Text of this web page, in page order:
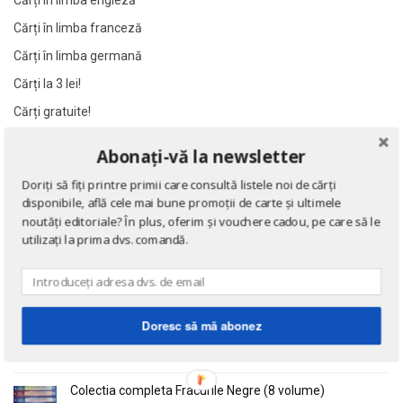
Al. Caprariu
Al. Dumitrescu
Al. Philippide
Alain Besancon
Alain Bombard
Alain Danielou
Alain Lallemand
Alain Lesage
Alain Manevy
Al. Caprariu
Al. Dumitrescu
Al. Philippide
Alain Besancon
Alain Bombard
Alain Danielou
Alain Lallemand
Alain Lesage
Alain Manevy
Cărți în limba franceză
Cărți în limba germană
Cărți la 3 lei!
Cărți gratuite!
Eseuri
de Emil Cioran
Colectia completa Fracurile Negre (8 volume)
Abonați-vă la newsletter
Doriți să fiți printre primii care consultă listele noi de cărți
disponibile, află cele mai bune promoții de carte și ultimele
noutăți editoriale? În plus, oferim și vouchere cadou, pe care să le
utilizați la prima dvs. comandă.
Doresc să mă abonez